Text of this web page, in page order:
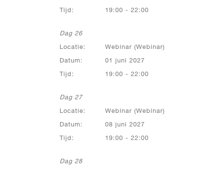
Tijd: 19:00 - 22:00
Dag 26
Locatie: Webinar (Webinar)
Datum: 01 juni 2027
Tijd: 19:00 - 22:00
Dag 27
Locatie: Webinar (Webinar)
Datum: 08 juni 2027
Tijd: 19:00 - 22:00
Dag 28